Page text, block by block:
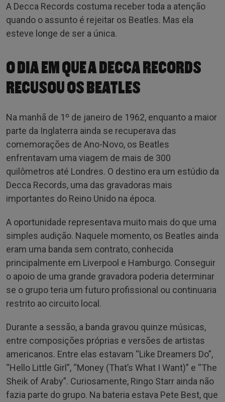
A Decca Records costuma receber toda a atenção
quando o assunto é rejeitar os Beatles. Mas ela
esteve longe de ser a única.
O DIA EM QUE A DECCA RECORDS
RECUSOU OS BEATLES
Na manhã de 1º de janeiro de 1962, enquanto a maior
parte da Inglaterra ainda se recuperava das
comemorações de Ano-Novo, os Beatles
enfrentavam uma viagem de mais de 300
quilômetros até Londres. O destino era um estúdio da
Decca Records, uma das gravadoras mais
importantes do Reino Unido na época.
A oportunidade representava muito mais do que uma
simples audição. Naquele momento, os Beatles ainda
eram uma banda sem contrato, conhecida
principalmente em Liverpool e Hamburgo. Conseguir
o apoio de uma grande gravadora poderia determinar
se o grupo teria um futuro profissional ou continuaria
restrito ao circuito local.
Durante a sessão, a banda gravou quinze músicas,
entre composições próprias e versões de artistas
americanos. Entre elas estavam “Like Dreamers Do”,
“Hello Little Girl”, “Money (That’s What I Want)” e “The
Sheik of Araby”. Curiosamente, Ringo Starr ainda não
fazia parte do grupo. Na bateria estava Pete Best, que